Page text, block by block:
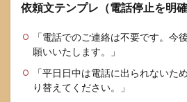
依頼文テンプレ（電話停止を明確
「電話でのご連絡は不要です。今
願いいたします。」
「平日日中は電話に出られないた
り替えてください。」